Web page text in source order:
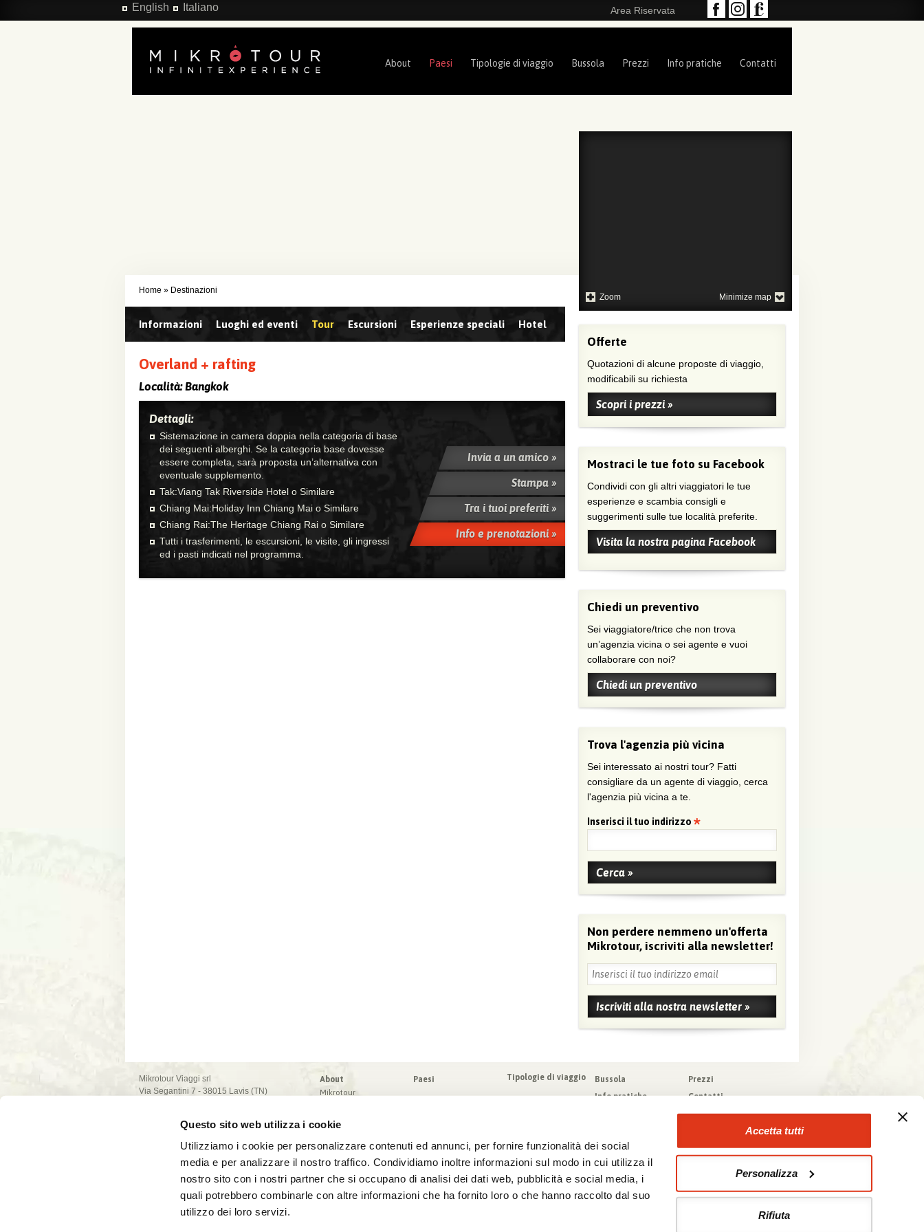
Questo sito web utilizza i cookie
Utilizziamo i cookie per personalizzare contenuti ed annunci, per fornire funzionalità dei social
media e per analizzare il nostro traffico. Condividiamo inoltre informazioni sul modo in cui utilizza il
nostro sito con i nostri partner che si occupano di analisi dei dati web, pubblicità e social media, i
quali potrebbero combinarle con altre informazioni che ha fornito loro o che hanno raccolto dal suo
utilizzo dei loro servizi.
Accetta tutti
Personalizza
Rifiuta
Salta al contenuto principale Area Riservata
English Italiano
About Paesi Tipologie di viaggio Bussola Prezzi Info pratiche Contatti
Home » Destinazioni
Informazioni Luoghi ed eventi Tour Escursioni Esperienze speciali Hotel
Overland + rafting
Località:Bangkok
Dettagli:
Sistemazione in camera doppia nella categoria di base
dei seguenti alberghi. Se la categoria base dovesse
essere completa, sarà proposta un’alternativa con
eventuale supplemento.
Tak:Viang Tak Riverside Hotel o Similare
Chiang Mai:Holiday Inn Chiang Mai o Similare
Chiang Rai:The Heritage Chiang Rai o Similare
Tutti i trasferimenti, le escursioni, le visite, gli ingressi
ed i pasti indicati nel programma.
Invia a un amico »
Stampa »
Tra i tuoi preferiti »
Info e prenotazioni »
Zoom Minimize map
Offerte
Quotazioni di alcune proposte di viaggio,
modificabili su richiesta
Scopri i prezzi »
Mostraci le tue foto su Facebook
Condividi con gli altri viaggiatori le tue
esperienze e scambia consigli e
suggerimenti sulle tue località preferite.
Visita la nostra pagina Facebook
Chiedi un preventivo
Sei viaggiatore/trice che non trova
un’agenzia vicina o sei agente e vuoi
collaborare con noi?
Chiedi un preventivo
Trova l'agenzia più vicina
Sei interessato ai nostri tour? Fatti
consigliare da un agente di viaggio, cerca
l'agenzia più vicina a te.
Inserisci il tuo indirizzo
Non perdere nemmeno un'offerta
Mikrotour, iscriviti alla newsletter!
Mikrotour Viaggi srl
Via Segantini 7 - 38015 Lavis (TN)
capitale sociale 10.000€
PEC: mikrotour @ legalmail.it
cookie policy
About
Mikrotour
Blog
Paesi Tipologie di viaggio Bussola
Prezzi
Info pratiche
Scheda tecnica
Contatti